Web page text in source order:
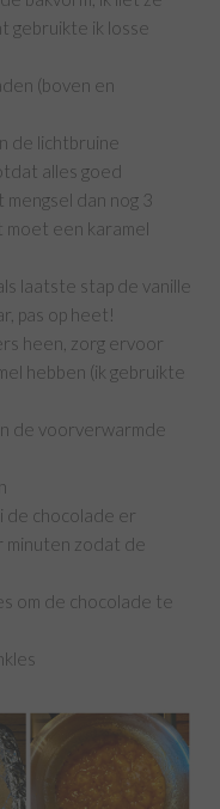
gebruikte ik losse
(boven en
de lichtbruine
alles goed
dan nog 3
een karamel
laatste stap de vanille
pas op heet!
heen, zorg ervoor
hebben (ik gebruikte
de voorverwarmde
de chocolade er
minuten zodat de
om de chocolade te